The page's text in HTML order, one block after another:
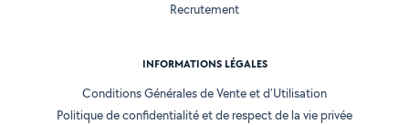
Recrutement
INFORMATIONS LÉGALES
Conditions Générales de Vente et d'Utilisation
Politique de confidentialité et de respect de la vie privée